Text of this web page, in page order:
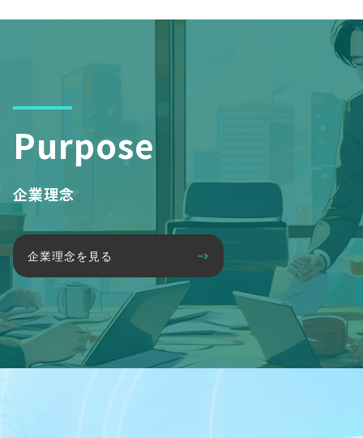
Purpose
企業理念
企業理念を見る